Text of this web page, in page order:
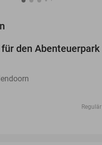
den Abenteuerpark
Regulär